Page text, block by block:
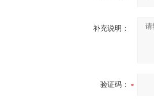
补充说明：
验证码：